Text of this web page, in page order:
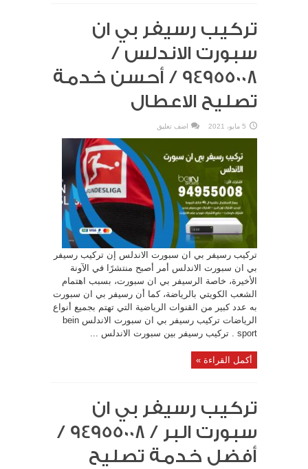
تركيب رسيفر بي ان
سبورت الاندلس /
94955008 / أحسن خدمة
تصليح الاعطال
5 مايو، 2021 اضف تعليق
تركيب رسيفر بي ان سبورت الاندلس إن تركيب رسيفر
بي ان سبورت الاندلس أمر أصبح منتشرًا في الآونة
الأخيرة، خاصة الرسيفر بي ان سبورت، بسبب اهتمام
الشعب الكويتي بالرياضة، كما أن رسيفر بي ان سبورت
به عدد كبير من القنوات الرياضية التي تهتم بجميع أنواع
الرياضات تركيب رسيفر بي ان سبورت الاندلس bein
sport . تركيب رسيفر بين سبورت الاندلس ...
أكمل القراءة »
تركيب رسيفر بي ان
سبورت البر / 94955008 /
أفضل خدمة تصليح